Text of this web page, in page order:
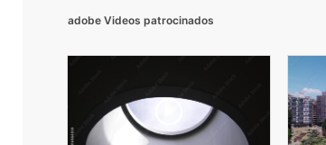
adobe Videos patrocinados